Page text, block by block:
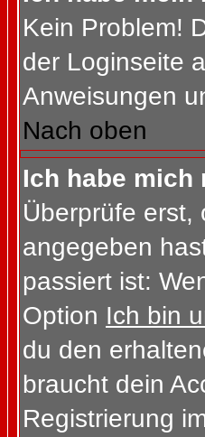
Kein Problem!
der Loginseite
Anweisungen
Nach oben
Ich habe
Überprüfe erst,
angegeben
passiert ist:
Option Ich bin
du den
braucht dein
Registrierung